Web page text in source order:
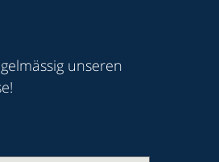
unseren